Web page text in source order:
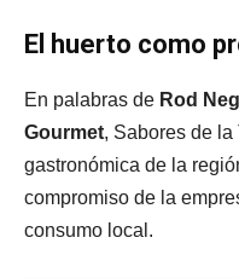
El huerto como
En palabras de Rod
Gourmet, Sabores de
gastronómica de la
compromiso de la
consumo local.